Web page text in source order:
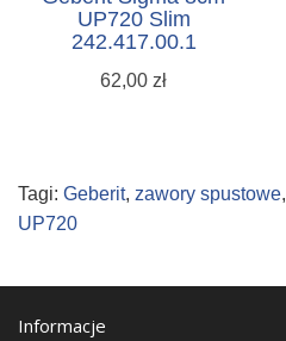
UP720 Slim
242.417.00.1
62,00 zł
Tagi: Geberit, zawory spustowe,
UP720
Informacje